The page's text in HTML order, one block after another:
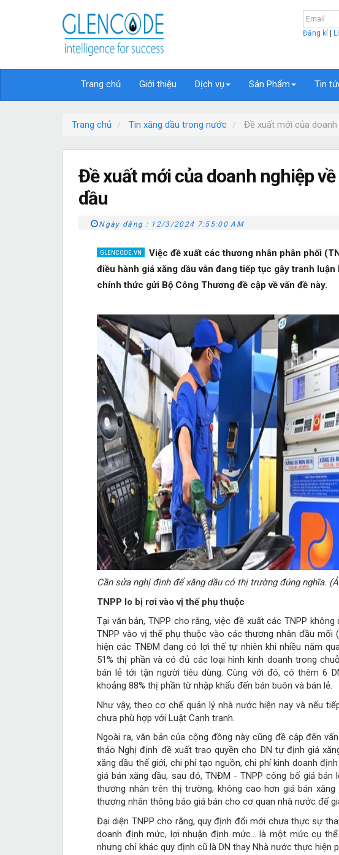
Đăng kí
Trang chủ Giới thiệu Dịch vụ Sản Phẩm Tin
Trang chủ Tin xăng dầu trong nước Đề xuất mới của doanh
Đề xuất mới của doanh nghiệp
dầu
Ngày đăng : 12/3/2024 7:55:00 AM
Việc đề xuất các thương nhân phân phối
điều hành giá xăng dầu vẫn đang tiếp tục gây tranh
chính thức gửi Bộ Công Thương đề cập về vấn đề này.
Cần sửa nghị định để xăng dầu có thị trường đúng nghĩa.
TNPP lo bị rơi vào vị thế phụ thuộc
Tại văn bản, TNPP cho rằng, việc đề xuất các TNPP
TNPP vào vị thế phụ thuộc vào các thương nhân đầu mối
hiện các TNĐM đang có lợi thế tự nhiên khi nhiều năm
51% thị phần và có đủ các loại hình kinh doanh trong
bán lẻ tới tận người tiêu dùng. Cùng với đó, có thêm 6
khoảng 88% thị phần từ nhập khẩu đến bán buôn và bán lẻ.
Như vậy, theo cơ chế quản lý nhà nước hiện nay và nếu
chưa phù hợp với Luật Cạnh tranh.
Ngoài ra, văn bản của cộng đồng này cũng đề cập đến
thảo Nghị định đề xuất trao quyền cho DN tự định giá
xăng dầu thế giới, chi phí tạo nguồn, chi phí kinh doanh
giá bán xăng dầu, sau đó, TNĐM - TNPP công bố giá
thương nhân trên thị trường, không cao hơn giá bán
thương nhân thông báo giá bán cho cơ quan nhà nước để
Đại diện TNPP cho rằng, quy định đổi mới chưa thực sự
doanh định mức, lợi nhuận định mức… là một mức cụ
nhưng chỉ khác quy định cũ là DN thay Nhà nước thực hiện